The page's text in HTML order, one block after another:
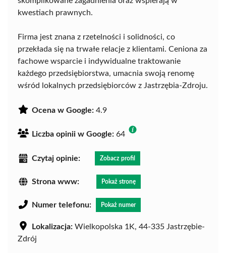
kwestiach prawnych.
Firma jest znana z rzetelności i solidności, co
przekłada się na trwałe relacje z klientami. Ceniona za
fachowe wsparcie i indywidualne traktowanie
każdego przedsiębiorstwa, umacnia swoją renomę
wśród lokalnych przedsiębiorców z Jastrzębia-Zdroju.
Ocena w Google: 4.9
Liczba opinii w Google: 64
Czytaj opinie: Zobacz profil
Strona www: Pokaż stronę
Numer telefonu: Pokaż numer
Lokalizacja: Wielkopolska 1K, 44-335 Jastrzębie-
Zdrój